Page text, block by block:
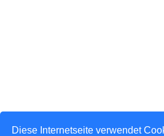
Diese Internetseite verwendet